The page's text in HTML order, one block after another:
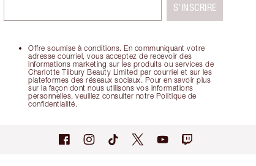
Offre soumise à conditions. En communiquant votre
adresse courriel, vous acceptez de recevoir des
informations marketing sur les produits ou services de
Charlotte Tilbury Beauty Limited par courriel et sur les
plateformes des réseaux sociaux. Pour en savoir plus
sur la façon dont nous utilisons vos informations
personnelles, veuillez consulter notre Politique de
confidentialité.
S’INSCRIRE